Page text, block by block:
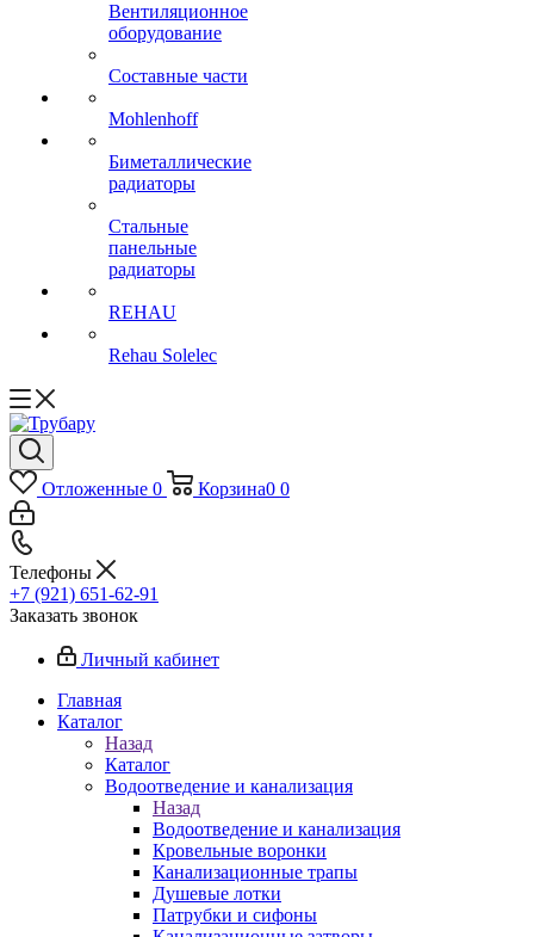
Вентиляционное
оборудование
Составные части
Mohlenhoff
Биметаллические
радиаторы
Стальные
панельные
радиаторы
REHAU
Rehau Solelec
Отложенные 0 Корзина0 0
Телефоны
+7 (921) 651-62-91
Заказать звонок
Личный кабинет
Главная
Каталог
Назад
Каталог
Водоотведение и канализация
Назад
Водоотведение и канализация
Кровельные воронки
Канализационные трапы
Душевые лотки
Патрубки и сифоны